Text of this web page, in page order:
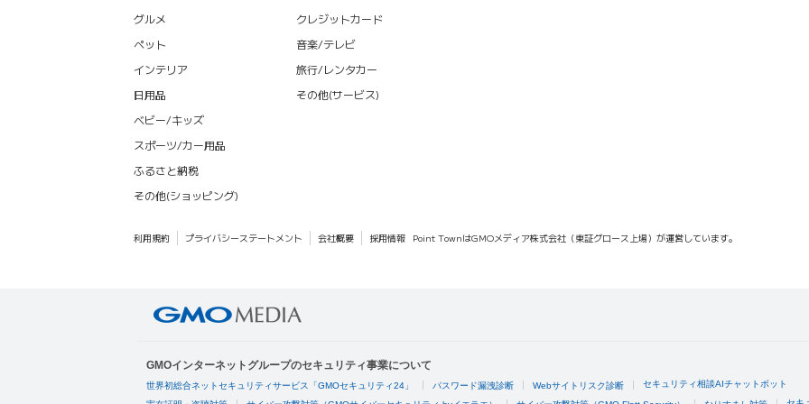
グルメ
ペット
インテリア
日用品
ベビー/キッズ
スポーツ/カー用品
ふるさと納税
その他(ショッピング)
クレジットカード
音楽/テレビ
旅行/レンタカー
その他(サービス)
利用規約 プライバシーステートメント 会社概要 採用情報 Point TownはGMOメディア株式会社（東証グロース上場）が運営しています。
GMOインターネットグループのセキュリティ事業について
世界初総合ネットセキュリティサービス「GMOセキュリティ24」 パスワード漏洩診断 Webサイトリスク診断 セキュリティ相談AIチャットボット